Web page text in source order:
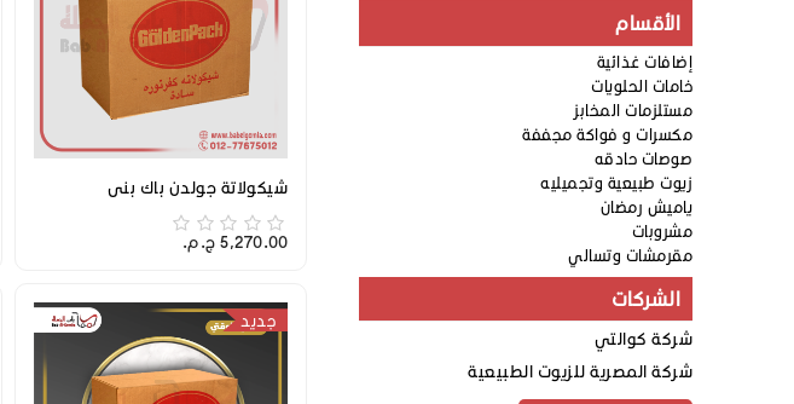
الأقسام
إضافات غذائية
خامات الحلويات
مستلزمات المخابز
مكسرات و فواكة مجففة
صوصات حادقه
زيوت طبيعية وتجميليه
ياميش رمضان
مشروبات
مقرمشات وتسالي
الشركات
شركة كوالتي
شركة المصرية للزيوت الطبيعية
شيكولاتة جولدن باك بني
5,270.00 ج.م.‏
جديد